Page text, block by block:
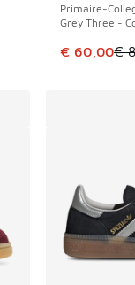
Prix en baisse de
Primaire-
Grey Three -
Cet article
€ 60,00€